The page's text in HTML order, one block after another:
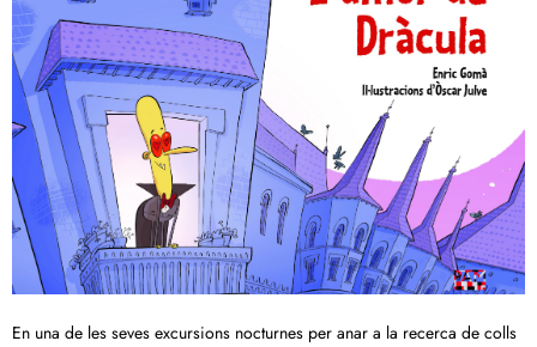
En una de les seves excursions nocturnes per anar a la recerca de colls